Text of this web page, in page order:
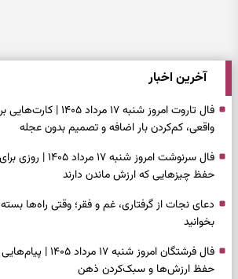
آخرین اخبار
فال تاروت امروز شنبه ۱۷
واقعی، کم‌کردن بار اضافه و تصمیم بدون عجله
فال سرنوشت امروز
حفظ چیزهایی که ارزش ماندن دارند
دعای نجات از گرفتاری، غم و فقر؛ وقتی راه‌ها
بخوانید
فال فرشتگان امروز
حفظ ارزش‌ها و سبک‌کردن ذهن